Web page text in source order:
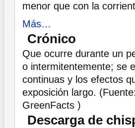
menor que con la
Más…
Crónico
Que ocurre durante un
o intermitentemente; se
continuas y los efectos
exposición largo. (Fuente:
GreenFacts )
Descarga de